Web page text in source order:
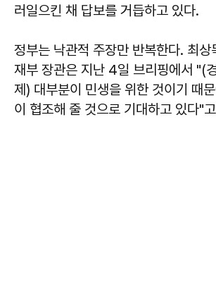
러일으킨 채 답보를 거듭하고 있다.
정부는 낙관적 주장만 반복한다. 최상
재부 장관은 지난 4일 브리핑에서 "(
제) 대부분이 민생을 위한 것이기 때
이 협조해 줄 것으로 기대하고 있다"